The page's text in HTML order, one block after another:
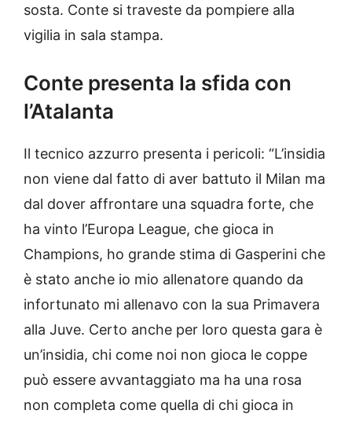
sosta. Conte si traveste da pompiere alla
vigilia in sala stampa.
Conte presenta la sfida con
l’Atalanta
Il tecnico azzurro presenta i pericoli: “L’insidia
non viene dal fatto di aver battuto il Milan ma
dal dover affrontare una squadra forte, che
ha vinto l’Europa League, che gioca in
Champions, ho grande stima di Gasperini che
è stato anche io mio allenatore quando da
infortunato mi allenavo con la sua Primavera
alla Juve. Certo anche per loro questa gara è
un’insidia, chi come noi non gioca le coppe
può essere avvantaggiato ma ha una rosa
non completa come quella di chi gioca in